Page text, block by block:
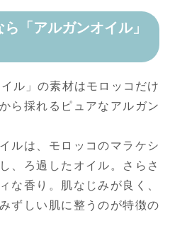
「アルガンオイル」
ル」の素材はモロッコだけ
ら採れるピュアなアルガン
ルは、モロッコのマラケシ
、ろ過したオイル。さらさ
な香り。肌なじみが良く、
ずしい肌に整うのが特徴の